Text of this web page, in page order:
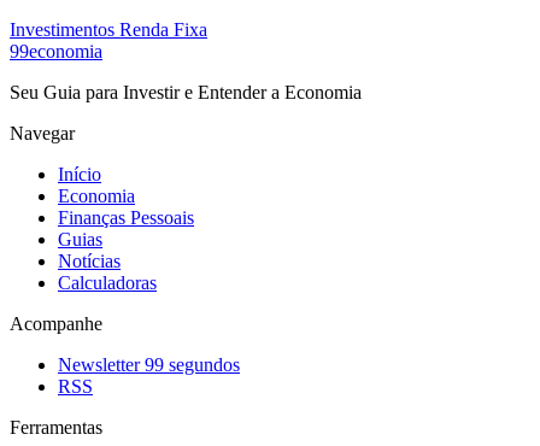
Investimentos Renda Fixa
99economia
Seu Guia para Investir e Entender a Economia
Navegar
Início
Economia
Finanças Pessoais
Guias
Notícias
Calculadoras
Acompanhe
Newsletter 99 segundos
RSS
Ferramentas